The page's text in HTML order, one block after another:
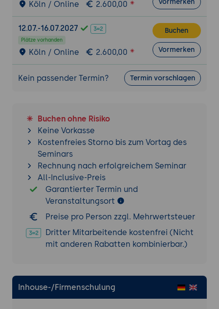
Köln / Online 2.600,00 Vormerken
12.07.-16.07.2027
Plätze vorhanden
Köln / Online 2.600,00
Buchen
Vormerken
Kein passender Termin? Termin vorschlagen
Buchen ohne Risiko
Keine Vorkasse
Kostenfreies Storno bis zum Vortag des
Seminars
Rechnung nach erfolgreichem Seminar
All-Inclusive-Preis
Garantierter Termin und
Veranstaltungsort
Preise pro Person zzgl. Mehrwertsteuer
Dritter Mitarbeitende kostenfrei (Nicht
mit anderen Rabatten kombinierbar.)
Inhouse-/Firmenschulung